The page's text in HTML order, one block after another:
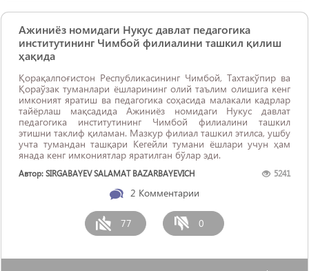
Ажиниёз номидаги Нукус давлат педагогика
институтининг Чимбой филиалини ташкил қилиш
ҳақида
Қорақалпоғистон Республикасининг Чимбой, Тахтакўпир ва
Қораўзак туманлари ёшларининг олий таълим олишига кенг
имконият яратиш ва педагогика соҳасида малакали кадрлар
тайёрлаш мақсадида Ажиниёз номидаги Нукус давлат
педагогика институтининг Чимбой филиалини ташкил
этишни таклиф қиламан. Мазкур филиал ташкил этилса, ушбу
учта тумандан ташқари Кегейли тумани ёшлари учун ҳам
янада кенг имкониятлар яратилган бўлар эди.
Автор: SIRGABAYEV SALAMAT BAZARBAYEVICH 5241
2 Комментарии
77 0